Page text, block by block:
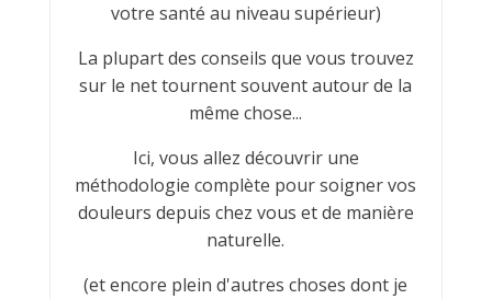
votre santé au niveau supérieur)
La plupart des conseils que vous trouvez
sur le net tournent souvent autour de la
même chose...
Ici, vous allez découvrir une
méthodologie complète pour soigner vos
douleurs depuis chez vous et de manière
naturelle.
(et encore plein d'autres choses dont je